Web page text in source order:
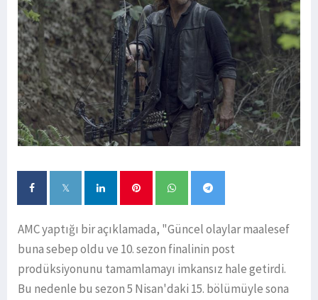
AMC yaptığı bir açıklamada, "Güncel olaylar maalesef
buna sebep oldu ve 10. sezon finalinin post
prodüksiyonunu tamamlamayı imkansız hale getirdi.
Bu nedenle bu sezon 5 Nisan'daki 15. bölümüyle sona